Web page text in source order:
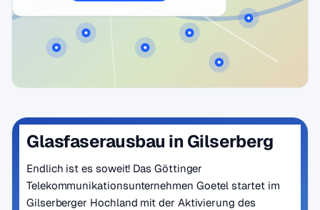
Glasfaserausbau in Gilserberg
Endlich ist es soweit! Das Göttinger
Telekommunikationsunternehmen Goetel startet im
Gilserberger Hochland mit der Aktivierung des